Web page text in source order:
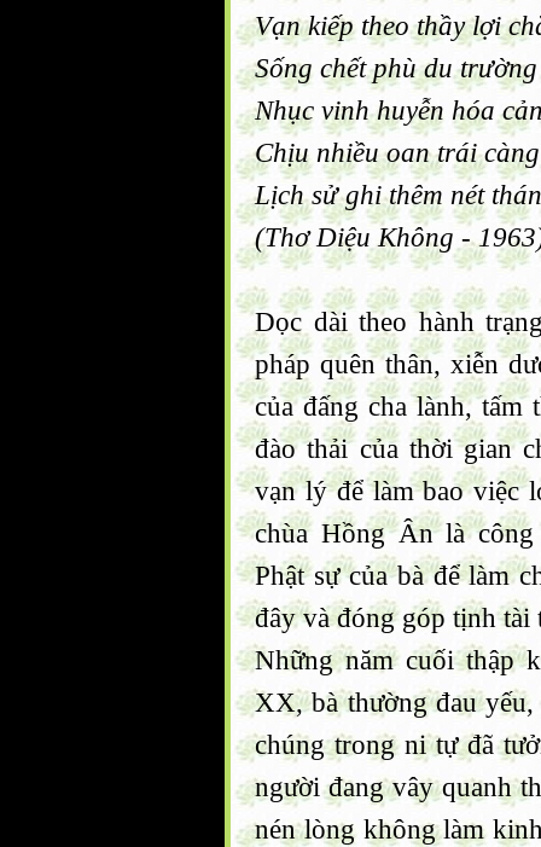
Vạn kiếp theo thầy lợi
Sống chết phù du
Nhục vinh huyễn hóa
Chịu nhiều oan trái
Lịch sử ghi thêm nét
(Thơ Diệu Không -
Dọc dài theo hành
pháp quên thân, xiễn
của đấng cha lành, tấm
đào thải của thời gian
vạn lý để làm bao việc
chùa Hồng Ân là
Phật sự của bà để làm
đây và đóng góp tịnh
Những năm cuối thập
XX, bà thường đau
chúng trong ni tự đã
người đang vây quanh
nén lòng không làm